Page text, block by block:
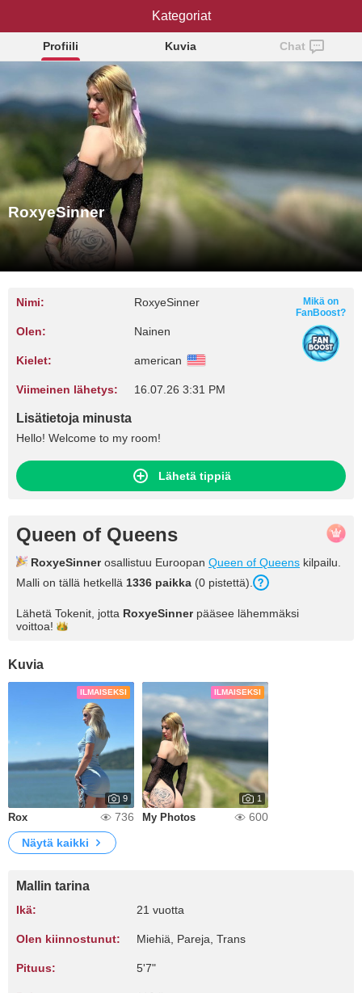
RoxyeSinner
Profiili Kuvia Chat
RoxyeSinner
Nimi: RoxyeSinner
Olen: Nainen
Kielet: american
Viimeinen lähetys: 16.07.26 3:31 PM
Mikä on
FanBoost?
Lisätietoja minusta
Hello! Welcome to my room!
Lähetä tippiä
Queen of Queens
RoxyeSinner osallistuu Euroopan Queen of Queens kilpailu.
Malli on tällä hetkellä 1336 paikka (0 pistettä).
Lähetä Tokenit, jotta RoxyeSinner pääsee lähemmäksi
voittoa!
Kuvia
ILMAISEKSI
9
Rox 736
ILMAISEKSI
1
My Photos
600
Näytä kaikki
Mallin tarina
Ikä: 21 vuotta
Olen kiinnostunut: Miehiä, Pareja, Trans
Pituus: 5'7"
Kategoriat